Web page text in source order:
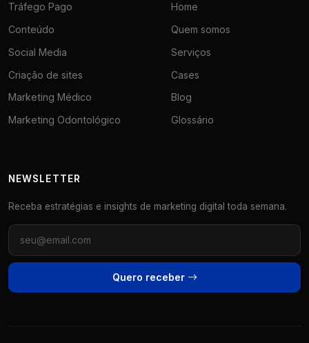
Tráfego Pago
Conteúdo
Social Media
Criação de sites
Marketing Médico
Marketing Odontológico
Home
Quem somos
Serviços
Cases
Blog
Glossário
NEWSLETTER
Receba estratégias e insights de marketing digital toda semana.
Quero receber